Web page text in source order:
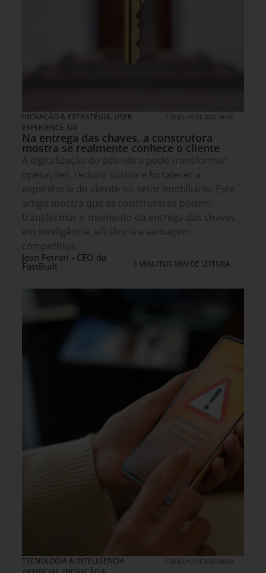
INOVAÇÃO & ESTRATÉGIA, USER
EXPERIENCE, UX
2 DE JULHO DE 2026 14H00
Na entrega das chaves, a construtora
mostra se realmente conhece o cliente
A digitalização do pós-obra pode transformar
operações, reduzir custos e fortalecer a
experiência do cliente no setor imobiliário. Este
artigo mostra que as construtoras podem
transformar o momento da entrega das chaves
em inteligência, eficiência e vantagem
competitiva.
Jean Ferrari - CEO da
FastBuilt 3 MINUTOS MIN DE LEITURA
TECNOLOGIA & INTELIGENCIA
2 DE JULHO DE 2026 08H00